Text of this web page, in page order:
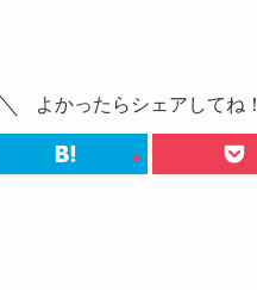
よかったらシェアしてね！